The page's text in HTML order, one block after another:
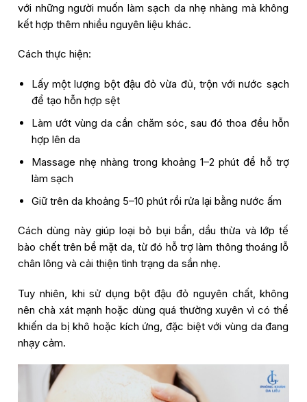
với những người muốn làm sạch da nhẹ nhàng mà không
kết hợp thêm nhiều nguyên liệu khác.
Cách thực hiện:
Lấy một lượng bột đậu đỏ vừa đủ, trộn với nước sạch
để tạo hỗn hợp sệt
Làm ướt vùng da cần chăm sóc, sau đó thoa đều hỗn
hợp lên da
Massage nhẹ nhàng trong khoảng 1–2 phút để hỗ trợ
làm sạch
Giữ trên da khoảng 5–10 phút rồi rửa lại bằng nước ấm
Cách dùng này giúp loại bỏ bụi bẩn, dầu thừa và lớp tế
bào chết trên bề mặt da, từ đó hỗ trợ làm thông thoáng lỗ
chân lông và cải thiện tình trạng da sần nhẹ.
Tuy nhiên, khi sử dụng bột đậu đỏ nguyên chất, không
nên chà xát mạnh hoặc dùng quá thường xuyên vì có thể
khiến da bị khô hoặc kích ứng, đặc biệt với vùng da đang
nhạy cảm.